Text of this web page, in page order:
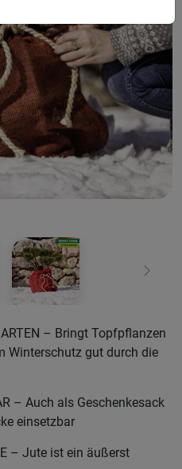
Weiter
– Bringt Topfpflanzen
Winterschutz gut durch die
– Auch als Geschenkesack
einsetzbar
– Jute ist ein äußerst